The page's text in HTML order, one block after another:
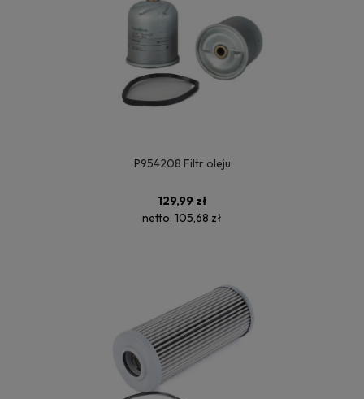
P954208 Filtr oleju
129,99 zł
netto: 105,68 zł